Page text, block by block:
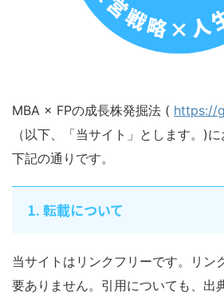
MBA × FPの成長株発掘法 ( https://
（以下、「当サイト」とします。)に
下記の通りです。
1. 転載について
当サイトはリンクフリーです。リン
要ありません。引用についても、出